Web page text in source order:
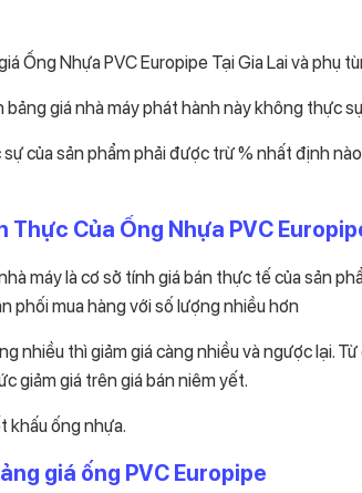
Ống Nhựa PVC Europipe Tại Gia Lai và phụ
bảng giá nhà máy phát hành này không thực
của sản phẩm phải được trừ % nhất định
Thực Của Ống Nhựa PVC
máy là cơ sở tính giá bán thực tế của sản
phối mua hàng với số lượng nhiều hơn
nhiều thì giảm giá càng nhiều và ngược lại.
giảm giá trên giá bán niêm yết.
khấu ống nhựa.
giá ống PVC Europipe